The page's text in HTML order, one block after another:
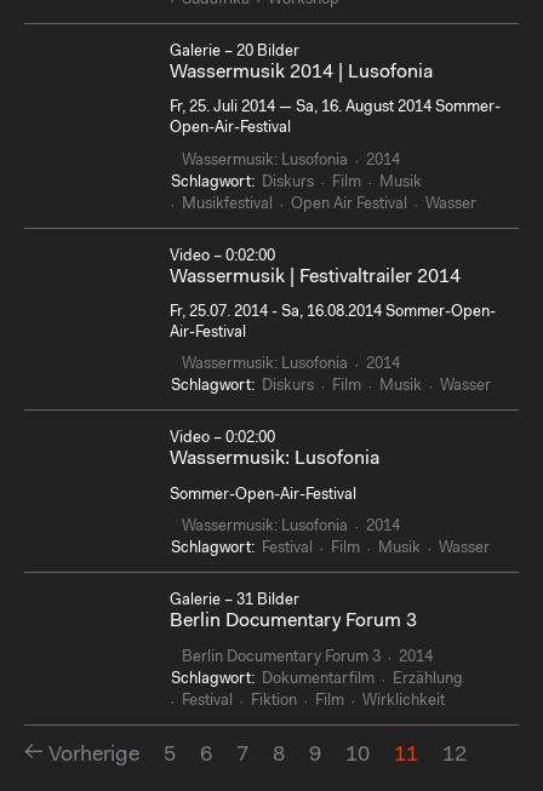
Galerie – 20 Bilder
Wassermusik 2014 | Lusofonia
Fr, 25. Juli 2014 — Sa, 16. August 2014 Sommer-
Open-Air-Festival
Wassermusik: Lusofonia
2014
Schlagwort:
Diskurs Film
Musik
Musikfestival
Open Air Festival Wasser
Video – 0:02:00
Wassermusik | Festivaltrailer 2014
Fr, 25.07. 2014 - Sa, 16.08.2014 Sommer-Open-
Air-Festival
Wassermusik: Lusofonia
2014
Schlagwort:
Diskurs Film Musik Wasser
Video – 0:02:00
Wassermusik: Lusofonia
Sommer-Open-Air-Festival
Wassermusik: Lusofonia
2014
Schlagwort:
Festival Film Musik Wasser
Galerie – 31 Bilder
Berlin Documentary Forum 3
Berlin Documentary Forum 3
2014
Schlagwort:
Dokumentarfilm
Erzählung
Festival
Fiktion Film Wirklichkeit
Vorherige 5 6 7 8 9 10 11 12